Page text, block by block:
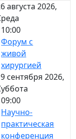
августа 2026,
10:00
Форум с
живой
хирургией
сентября 2026,
09:00
Научно-
практическая
конференция